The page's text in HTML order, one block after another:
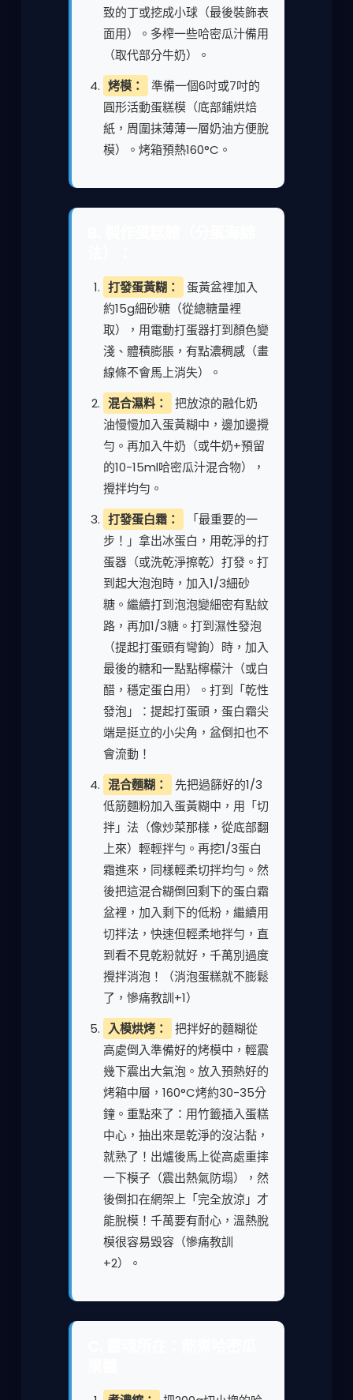
致的丁或挖成小球（最後裝飾表
面用）。多榨一些哈密瓜汁備用
（取代部分牛奶）。
烤模：
準備一個6吋或7吋的
圓形活動蛋糕模（底部鋪烘焙
紙，周圍抹薄薄一層奶油方便脫
模）。烤箱預熱160°C。
打發蛋黃糊：
蛋黃盆裡加入
約15g細砂糖（從總糖量裡
取），用電動打蛋器打到顏色變
淺、體積膨脹，有點濃稠感（畫
線條不會馬上消失）。
混合濕料：
把放涼的融化奶
油慢慢加入蛋黃糊中，邊加邊攪
勻。再加入牛奶（或牛奶+預留
的10-15ml哈密瓜汁混合物），
攪拌均勻。
打發蛋白霜：
「最重要的一
步！」拿出冰蛋白，用乾淨的打
蛋器（或洗乾淨擦乾）打發。打
到起大泡泡時，加入1/3細砂
糖。繼續打到泡泡變細密有點紋
路，再加1/3糖。打到濕性發泡
（提起打蛋頭有彎鉤）時，加入
最後的糖和一點點檸檬汁（或白
醋，穩定蛋白用）。打到「乾性
發泡」：提起打蛋頭，蛋白霜尖
端是挺立的小尖角，盆倒扣也不
會流動！
混合麵糊：
先把過篩好的1/3
低筋麵粉加入蛋黃糊中，用「切
拌」法（像炒菜那樣，從底部翻
上來）輕輕拌勻。再挖1/3蛋白
霜進來，同樣輕柔切拌均勻。然
後把這混合糊倒回剩下的蛋白霜
盆裡，加入剩下的低粉，繼續用
切拌法，快速但輕柔地拌勻，直
到看不見乾粉就好，千萬別過度
攪拌消泡！（消泡蛋糕就不膨鬆
了，慘痛教訓+1）
入模烘烤：
把拌好的麵糊從
高處倒入準備好的烤模中，輕震
幾下震出大氣泡。放入預熱好的
烤箱中層，160°C烤約30-35分
鐘。重點來了：用竹籤插入蛋糕
中心，抽出來是乾淨的沒沾黏，
就熟了！出爐後馬上從高處重摔
一下模子（震出熱氣防塌），然
後倒扣在網架上「完全放涼」才
能脫模！千萬要有耐心，溫熱脫
模很容易毀容（慘痛教訓
+2）。